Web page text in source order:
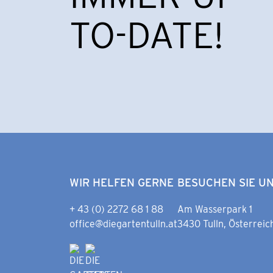
TO-DATE!
WIR HELFEN GERNE
+ 43 (0) 2272 68 1 88
office@diegartentulln.at
BESUCHEN SIE
Am Wasserpark 1
3430 Tulln,